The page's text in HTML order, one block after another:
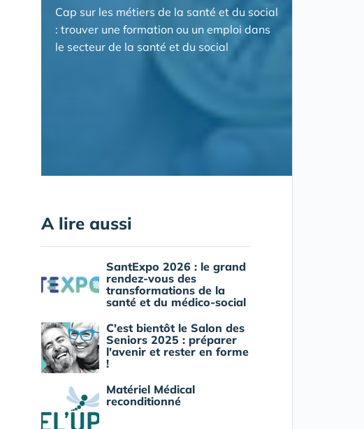
Cap sur les métiers de la santé et du social
: trouver une formation ou un emploi dans
le secteur de la santé et du social
A lire aussi
SantExpo 2026 : le grand
rendez-vous des
transformations de la
santé et du médico-social
C'est bientôt le Salon des
Seniors 2025 : préparer
l'avenir et rester en forme
!
Matériel Médical
reconditionné